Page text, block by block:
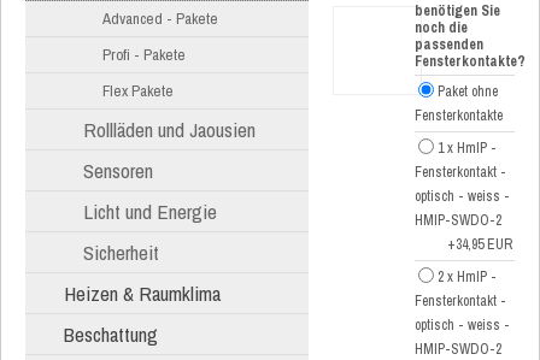
Advanced - Pakete
Profi - Pakete
Flex Pakete
Rollläden und Jaousien
Sensoren
Licht und Energie
Sicherheit
Heizen & Raumklima
Beschattung
benötigen Sie
noch die
passenden
Fensterkontakte?
Paket ohne
Fensterkontakte
1 x HmIP -
Fensterkontakt -
optisch - weiss -
HMIP-SWDO-2
+34,95 EUR
2 x HmIP -
Fensterkontakt -
optisch - weiss -
HMIP-SWDO-2